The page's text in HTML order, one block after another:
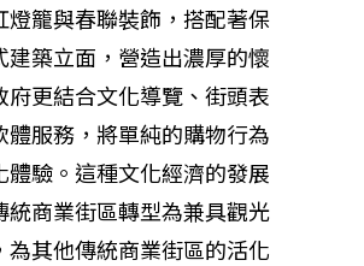
燈籠與春聯裝飾，搭配著保
築立面，營造出濃厚的懷
府更結合文化導覽、街頭表
體服務，將單純的購物行為
驗。這種文化經濟的發展
統商業街區轉型為兼具觀光
其他傳統商業街區的活化